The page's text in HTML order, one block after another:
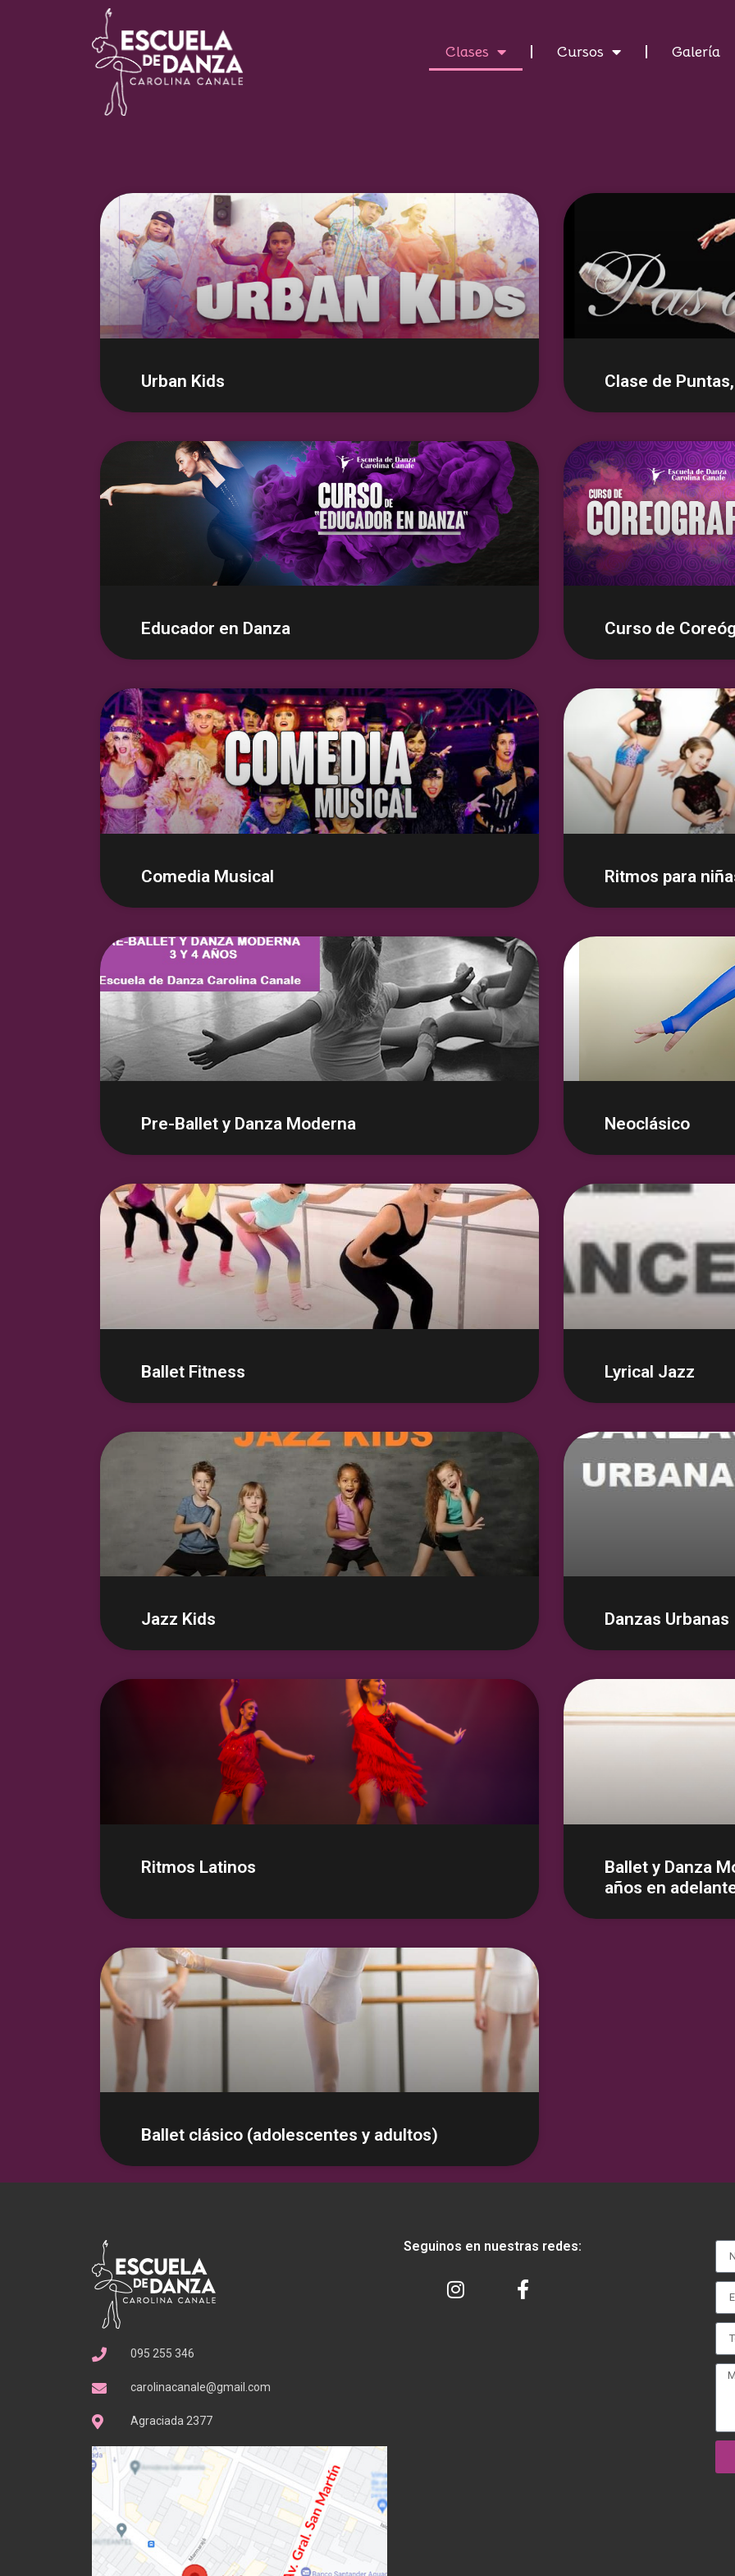
Clases Cursos Galería
Urban Kids Clase de
Educador en Danza Curso de
Comedia Musical Ritmos para
Pre-Ballet y Danza Moderna Neoclásico
Ballet Fitness Lyrical Jazz
Jazz Kids Danzas Urbanas
Ritmos Latinos
Ballet y Danza
años en
Ballet clásico (adolescentes y adultos)
095 255 346
carolinacanale@gmail.com
Agraciada 2377
Seguinos en nuestras redes: